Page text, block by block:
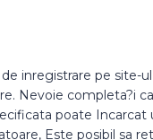
inregistrare pe site-
Nevoie completa?i
poate Incarcat
Este posibil sa